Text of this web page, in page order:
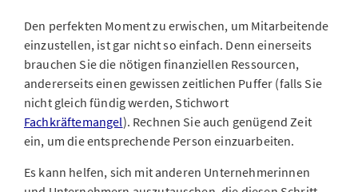
Den perfekten Moment zu erwischen, um Mitarbeitende
einzustellen, ist gar nicht so einfach. Denn einerseits
brauchen Sie die nötigen finanziellen Ressourcen,
andererseits einen gewissen zeitlichen Puffer (falls Sie
nicht gleich fündig werden, Stichwort
Fachkräftemangel). Rechnen Sie auch genügend Zeit
ein, um die entsprechende Person einzuarbeiten.
Es kann helfen, sich mit anderen Unternehmerinnen